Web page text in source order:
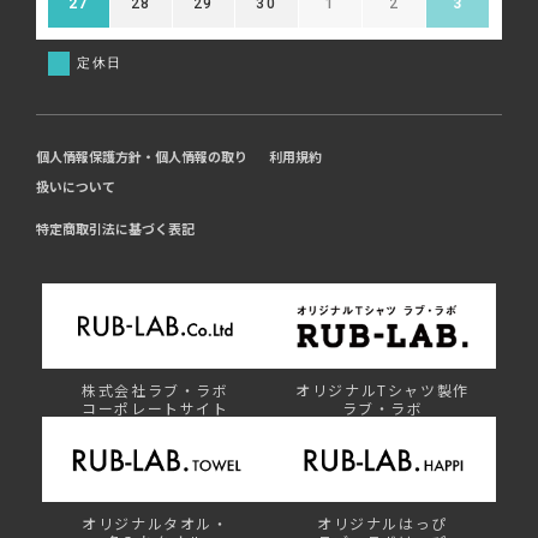
定休日
個人情報保護方針・個人情報の取り
扱いについて
利用規約
特定商取引法に基づく表記
株式会社ラブ・ラボ
コーポレートサイト
オリジナルTシャツ製作
ラブ・ラボ
オリジナルタオル・
オリジナルはっぴ